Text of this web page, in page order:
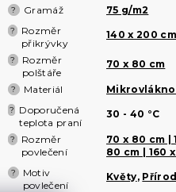
? Gramáž 75 g/m2
?
Rozměr
přikrývky
140 x 200 cm
?
Rozměr
polštáře
70 x 80 cm
? Materiál
?
Doporučená
teplota praní
30 - 40 °C
?
Rozměr
povlečení
70 x 80 cm |
80 cm | 160
?
Motiv
povlečení
Květy,